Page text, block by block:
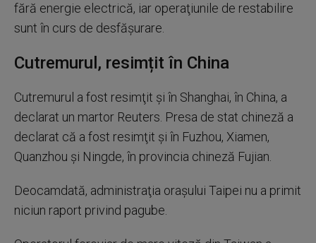
fără energie electrică, iar operaţiunile de restabilire
sunt în curs de desfăşurare.
Cutremurul, resimțit în China
Cutremurul a fost resimţit şi în Shanghai, în China, a
declarat un martor Reuters. Presa de stat chineză a
declarat că a fost resimţit şi în Fuzhou, Xiamen,
Quanzhou şi Ningde, în provincia chineză Fujian.
Deocamdată, administraţia oraşului Taipei nu a primit
niciun raport privind pagube.